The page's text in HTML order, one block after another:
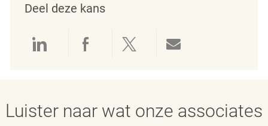
Deel deze kans
Delen via LinkedIn
Delen via Facebook
Delen via twitter
Luister naar wat onze associates